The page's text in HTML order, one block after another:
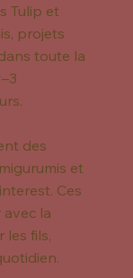
Tulip et
projets
toute la
des
et
Ces
la
les fils,